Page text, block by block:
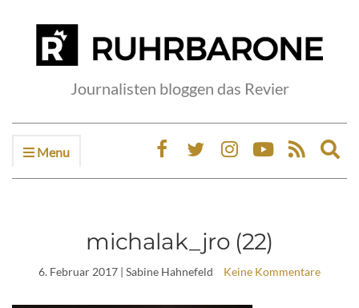
Journalisten bloggen das Revier
Menu
michalak_jro (22)
6. Februar 2017 | Sabine Hahnefeld Keine Kommentare